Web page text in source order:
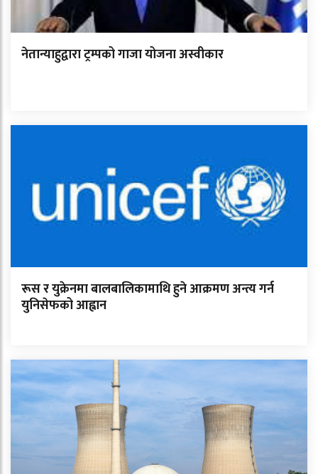
नेतान्याहुद्वारा ट्रम्पको गाजा योजना अस्वीकार
रूस र युक्रेनमा बालबालिकामाथि हुने आक्रमण अन्त्य गर्न
युनिसेफको आह्वान